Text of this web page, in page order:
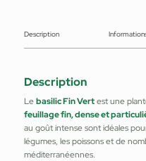
Description
Description
Lebasilic Fin Vertest une
feuillage fin, dense et
au goût intense sont idéales
légumes, les poissons et de
méditerranéennes.